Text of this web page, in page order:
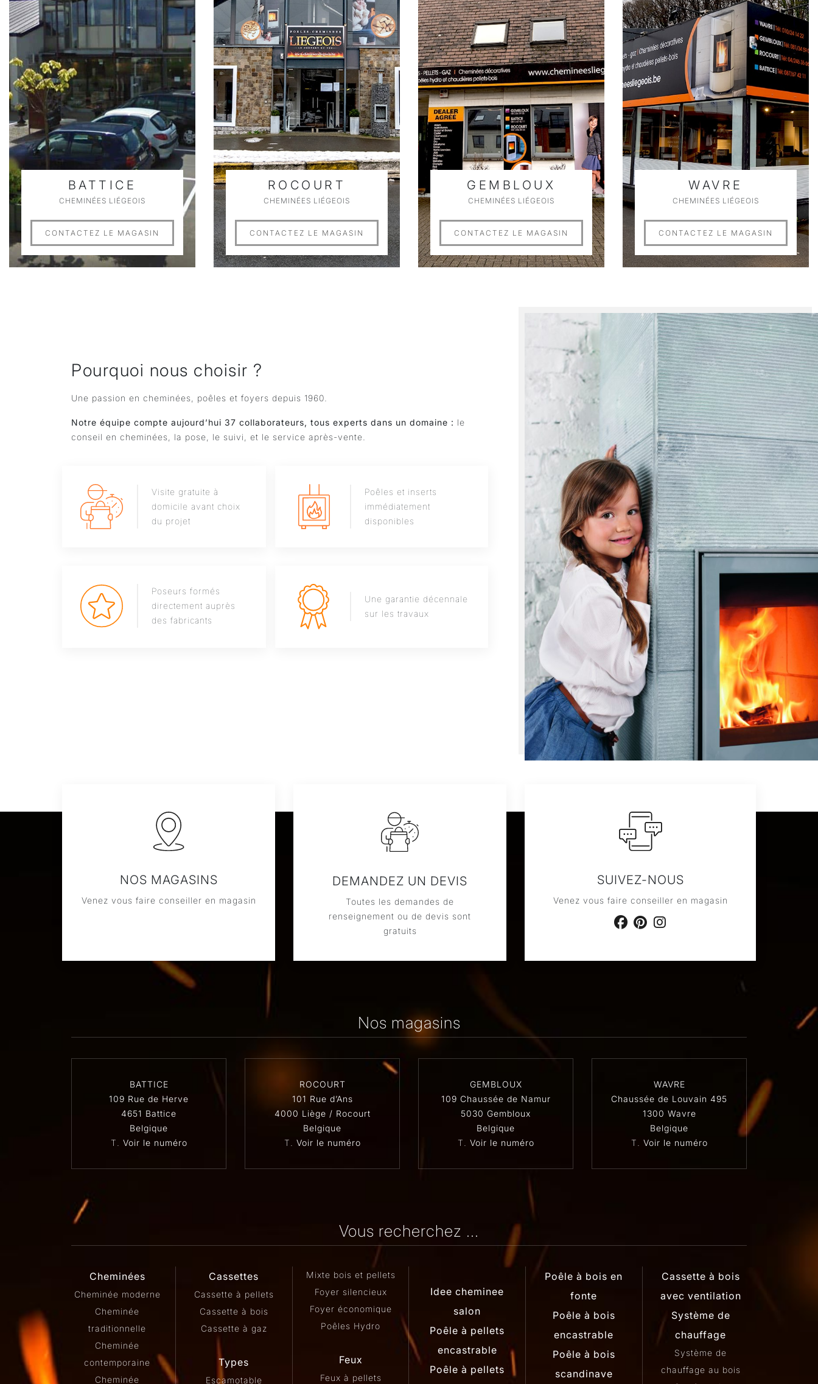
BATTICE
CHEMINÉES LIÉGEOIS
CONTACTEZ LE MAGASIN
ROCOURT
CHEMINÉES LIÉGEOIS
CONTACTEZ LE MAGASIN
GEMBLOUX
CHEMINÉES LIÉGEOIS
CONTACTEZ LE MAGASIN
WAVRE
CHEMINÉES LIÉGEOIS
CONTACTEZ LE MAGASIN
Pourquoi nous choisir ?
Une passion en cheminées, poêles et foyers depuis 1960.
Notre équipe compte aujourd’hui 37 collaborateurs, tous experts dans un domaine : le
conseil en cheminées, la pose, le suivi, et le service après-vente.
Visite gratuite à
domicile avant choix
du projet
Poêles et inserts
immédiatement
disponibles
Poseurs formés
directement auprès
des fabricants
Une garantie décennale
sur les travaux
NOS MAGASINS
Venez vous faire conseiller en magasin
DEMANDEZ UN DEVIS
Toutes les demandes de
renseignement ou de devis sont
gratuits
SUIVEZ-NOUS
Venez vous faire conseiller en magasin
Nos magasins
BATTICE
109 Rue de Herve
4651 Battice
Belgique
T. Voir le numéro
ROCOURT
101 Rue d’Ans
4000 Liège / Rocourt
Belgique
T. Voir le numéro
GEMBLOUX
109 Chaussée de Namur
5030 Gembloux
Belgique
T. Voir le numéro
WAVRE
Chaussée de Louvain 495
1300 Wavre
Belgique
T. Voir le numéro
Vous recherchez ...
Cheminées
Cheminée moderne
Cheminée
traditionnelle
Cheminée
contemporaine
Cheminée
Cassettes
Cassette à pellets
Cassette à bois
Cassette à gaz
Types
Escamotable
Mixte bois et pellets
Foyer silencieux
Foyer économique
Poêles Hydro
Feux
Feux à pellets
Idee cheminee
salon
Poêle à pellets
encastrable
Poêle à pellets
Poêle à bois en
fonte
Poêle à bois
encastrable
Poêle à bois
scandinave
Cassette à bois
avec ventilation
Système de
chauffage
Système de
chauffage au bois